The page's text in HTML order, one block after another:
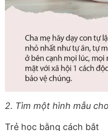
2. Tìm một hình mẫu
Trẻ học bằng cách bắt